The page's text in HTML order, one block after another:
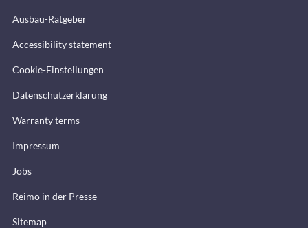
Ausbau-Ratgeber
Accessibility statement
Cookie-Einstellungen
Datenschutzerklärung
Warranty terms
Impressum
Jobs
Reimo in der Presse
Sitemap